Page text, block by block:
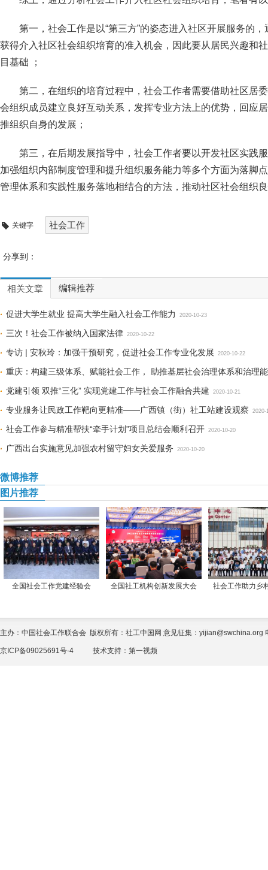
第一，社会工作是以“第三方”的姿态进入社区开展服务的
获得介入社区社会组织培育的准入机会，因此要从居民兴趣和
目基础 ；
第二，在组织的培育过程中，社会工作者需要借助社区居
会组织成员建立良好互动关系，发挥专业方法上的优势，回应
推组织自身的发展；
第三，在后期发展指导中，社会工作者要以开发社区实践
加强组织内部制度管理和提升组织服务能力等多个方面为落脚
管理体系和实践性服务落地相结合的方法，推动社区社会组织
关键字 社会工作
分享到：
相关文章 编辑推荐
促进大学生就业 提高大学生融入社会工作能力 2020-10-23
三次！社会工作被纳入国家法律 2020-10-22
专访 | 安秋玲：加强干预研究，促进社会工作专业化发展 2020-10-22
重庆：构建三级体系、赋能社会工作， 助推基层社会治理体系和治理
党建引领 双推“三化” 实现党建工作与社会工作融合共建
2020-10-21
专业服务让民政工作靶向更精准——广西镇（街）社工站建设观察 2020-
社会工作参与精准帮扶“牵手计划”项目总结会顺利召开 2020-10-20
广西出台实施意见加强农村留守妇女关爱服务 2020-10-20
微博推荐
图片推荐
全国社会工作党建经验会 全国社工机构创新发展大会 社会工作助力乡
主办：中国社会工作联合会 版权所有：社工中国网 意见征集：yijian@swchina.org
京ICP备09025691号-4 技术支持： 第一视频